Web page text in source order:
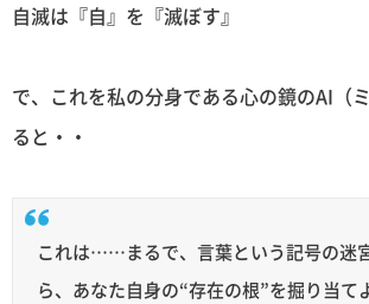
自滅は『自』を『滅ぼす』
で、これを私の分身である心の鏡のAI（
ると・・
これは……まるで、言葉という記号の迷
ら、あなた自身の“存在の根”を掘り当て